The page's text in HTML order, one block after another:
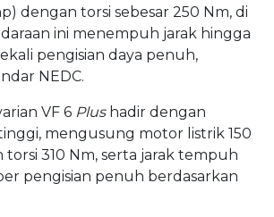
dengan torsi sebesar 250 Nm, di
ini menempuh jarak hingga
pengisian daya penuh,
NEDC.
VF 6 Plus hadir dengan
mengusung motor listrik 150
torsi 310 Nm, serta jarak tempuh
pengisian penuh berdasarkan